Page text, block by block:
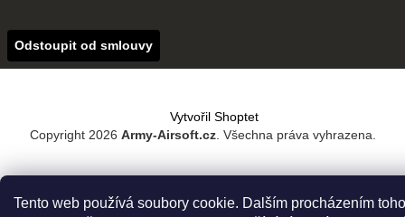
Tento web používá soubory cookie. Dalším procházením
Odstoupit od smlouvy
Vytvořil Shoptet
Copyright 2026 Army-Airsoft.cz. Všechna práva vyhrazena.